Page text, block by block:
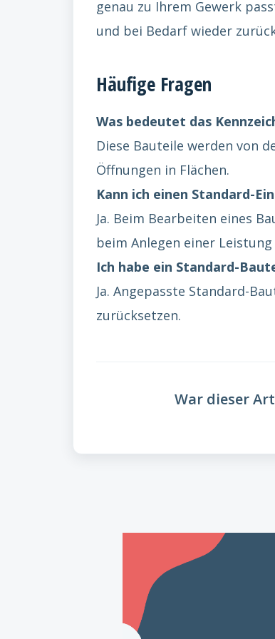
genau zu Ihrem Gewerk
und bei Bedarf wieder
Häufige Fragen
Was bedeutet das
Diese Bauteile werden von
Öffnungen in Flächen.
Kann ich einen Standard-
Ja. Beim Bearbeiten eines
beim Anlegen einer
Ich habe ein Standard-
Ja. Angepasste Standard-
zurücksetzen.
War dieser